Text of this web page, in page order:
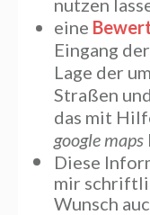
nutzen
eine
Eingang
Lage der
Straßen
das mit
google maps
Diese
mir
Wunsch